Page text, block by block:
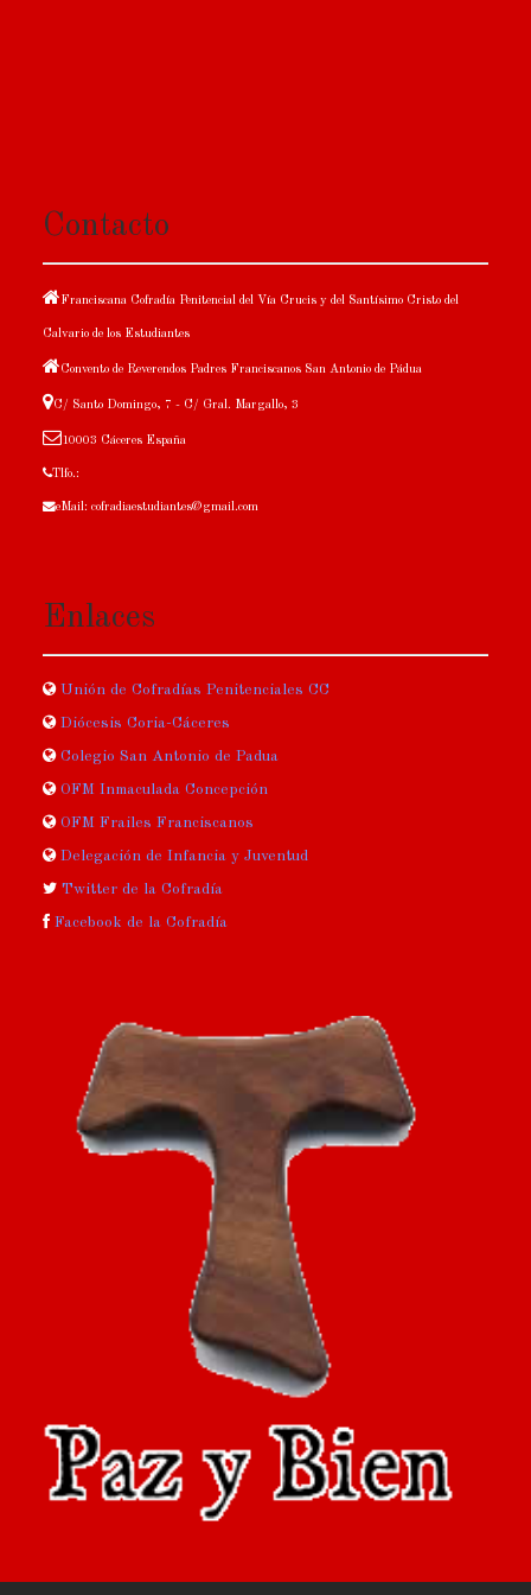
Contacto
Franciscana Cofradía Penitencial del Vía Crucis y del Santísimo Cristo del
Calvario de los Estudiantes
Convento de Reverendos Padres Franciscanos San Antonio de Pádua
C/ Santo Domingo, 7 - C/ Gral. Margallo, 3
10003 Cáceres España
Tlfo.:
eMail: cofradiaestudiantes@gmail.com
Enlaces
Unión de Cofradías Penitenciales CC
Diócesis Coria-Cáceres
Colegio San Antonio de Padua
OFM Inmaculada Concepción
OFM Frailes Franciscanos
Delegación de Infancia y Juventud
Twitter de la Cofradía
Facebook de la Cofradía